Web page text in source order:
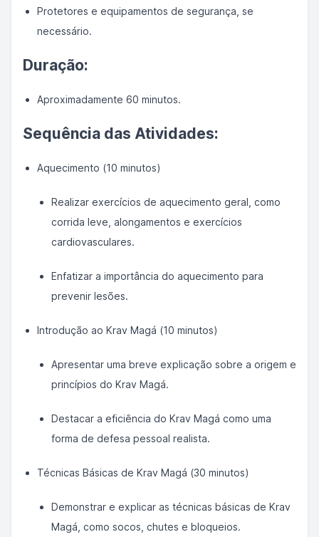
Protetores e equipamentos de segurança, se
necessário.
Duração:
Aproximadamente 60 minutos.
Sequência das Atividades:
Aquecimento (10 minutos)
Realizar exercícios de aquecimento geral, como
corrida leve, alongamentos e exercícios
cardiovasculares.
Enfatizar a importância do aquecimento para
prevenir lesões.
Introdução ao Krav Magá (10 minutos)
Apresentar uma breve explicação sobre a origem e
princípios do Krav Magá.
Destacar a eficiência do Krav Magá como uma
forma de defesa pessoal realista.
Técnicas Básicas de Krav Magá (30 minutos)
Demonstrar e explicar as técnicas básicas de Krav
Magá, como socos, chutes e bloqueios.